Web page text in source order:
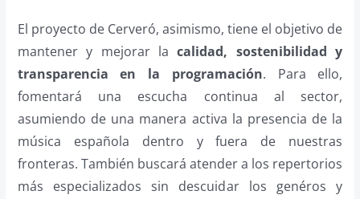
El proyecto de Cerveró, asimismo, tiene el objetivo de
mantener y mejorar lacalidad, sostenibilidad y
transparencia en la programación. Para ello,
fomentará una escucha continua al sector,
asumiendo de una manera activa la presencia de la
música española dentro y fuera de nuestras
fronteras. También buscará atender a los repertorios
más especializados sin descuidar los genéros y